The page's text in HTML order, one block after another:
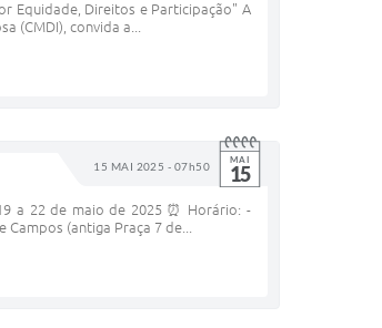
Equidade, Direitos e Participação" A
(CMDI), convida a...
15 MAI 2025 - 07h50 MAI
15
19 a 22 de maio de 2025 ⏰ Horário: -
(antiga Praça 7 de...